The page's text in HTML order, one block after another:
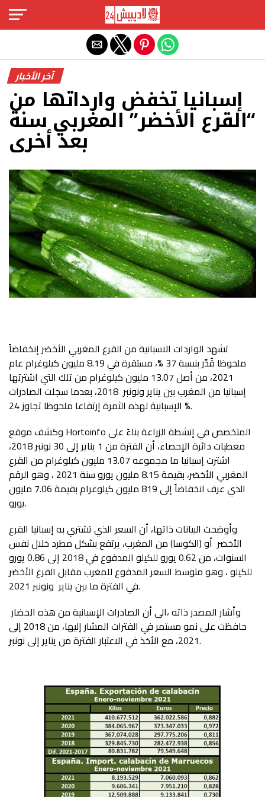
آخر الأخبار
إسبانيا تخفض وارداتها من
“القرع الأخضر” المغربي سنة
بعد أخرى
تشهد الواردات الاسبانية من القرع المغربي الأخضر إنخفاضاً
ملحوظا قُدِّر بنسبة 37 %، مستقرة في 8.19 مليون كيلوغرام عام
2021، من أصل 13.07 مليون كيلوغرام من تلك التي اشترتها
إسبانيا من المغرب بين يناير ونونبر 2018، بعدما سجلت الصادرات
الإسبانية لهذه الثمرة إرتفاعا ملحوظا تجاوز 24 %.
وكشف موقع Hortoinfo المتخصص في إنشطة الزراعة بناءً على
معطيات دائرة الإحصاء، أن الفترة من 1 يناير إلى 30 نونبر 2018،
اشترت إسبانيا ما مجموعه 13.07 مليون كيلوغرام من القرع
المغربي الأخضر، بقيمة 8.15 مليون يورو سنة 2021 ، وهو الرقم
الذي عرف انخفاضاً إلى 819 مليون كيلوغرام بقيمة 7.06 مليون
يورو.
وأوضحت البيانات ذاتها، أن السعر الذي تشتري به إسبانيا القرع
الأخضر أو (الكوسا) من المغرب، يرتفع بشكل مطرد خلال نفس
السنوات، من 0.62 يورو للكيلو المدفوع في 2018 إلى 0.86 يورو
للكيلو ، وهو متوسط ​​السعر المدفوع للمغرب مقابل القرع الأخضر
في الفترة ما بين يناير ونونبر 2021.
وأشار المصدر ذاته ،الى أن الصادرات الإسبانية من هذه الخضار
حافظت على نمو مستمر في الفترات المشار إليها، من 2018 إلى
2021، مع الأخذ في الاعتبار الفترة من يناير إلى نونبر.
Exit mobile version